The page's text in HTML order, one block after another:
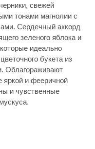
свежей
тонами магнолии с
Сердечный аккорд
зеленого яблока и
идеально
букета из
Облагораживают
и фееричной
и чувственные